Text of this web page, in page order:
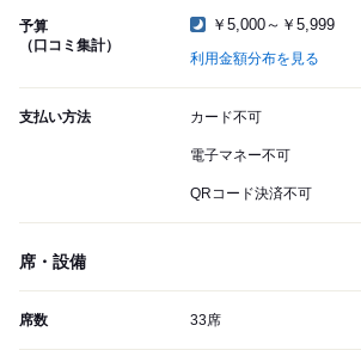
予算
（口コミ集計）
￥5,000～￥5,999
利用金額分布を見る
支払い方法 カード不可
電子マネー不可
QRコード決済不可
席・設備
席数 33席